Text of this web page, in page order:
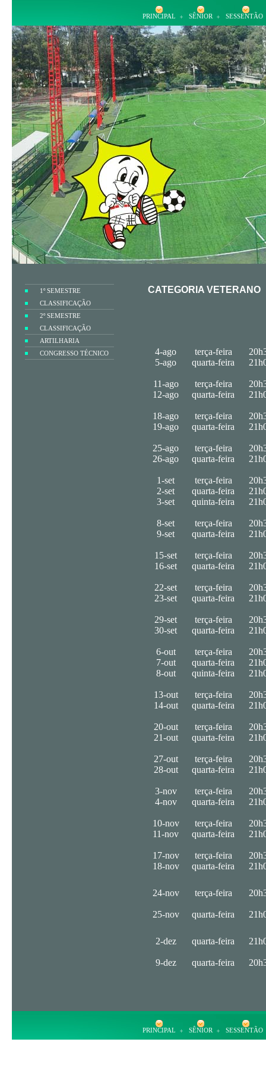
PRINCIPAL SÊNIOR SESSENTÃO
1º SEMESTRE
CLASSIFICAÇÃO
2º SEMESTRE
CLASSIFICAÇÃO
ARTILHARIA
CONGRESSO TÉCNICO
CATEGORIA VETERANO
4-ago terça-feira
5-ago
quarta-feira
11-ago terça-feira
12-ago
quarta-feira
18-ago terça-feira
19-ago
quarta-feira
25-ago terça-feira
26-ago
quarta-feira
1-set terça-feira
2-set
quarta-feira
3-set
quinta-feira
8-set terça-feira
9-set
quarta-feira
15-set terça-feira
16-set
quarta-feira
22-set terça-feira
23-set
quarta-feira
29-set terça-feira
30-set
quarta-feira
6-out terça-feira
7-out
quarta-feira
8-out
quinta-feira
13-out terça-feira
14-out
quarta-feira
20-out terça-feira
21-out
quarta-feira
27-out terça-feira
28-out
quarta-feira
3-nov terça-feira
4-nov
quarta-feira
10-nov terça-feira
11-nov
quarta-feira
17-nov terça-feira
18-nov
quarta-feira
24-nov terça-feira
25-nov quarta-feira
2-dez quarta-feira
9-dez quarta-feira
PRINCIPAL SÊNIOR SESSENTÃO